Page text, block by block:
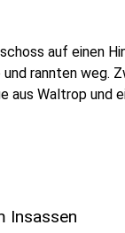
auf einen
rannten weg.
Waltrop und
Insassen